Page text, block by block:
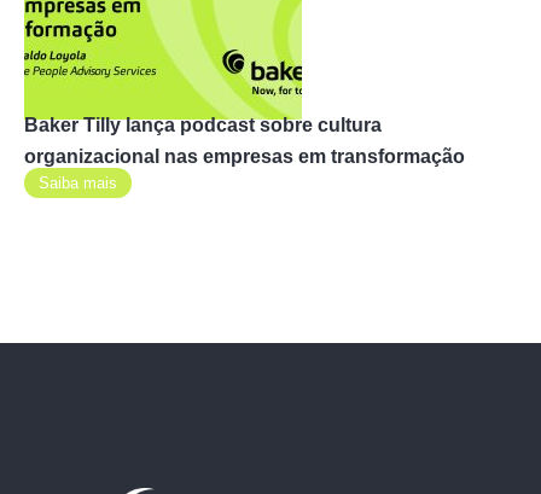
Baker Tilly lança podcast sobre cultura
organizacional nas empresas em transformação
Saiba mais